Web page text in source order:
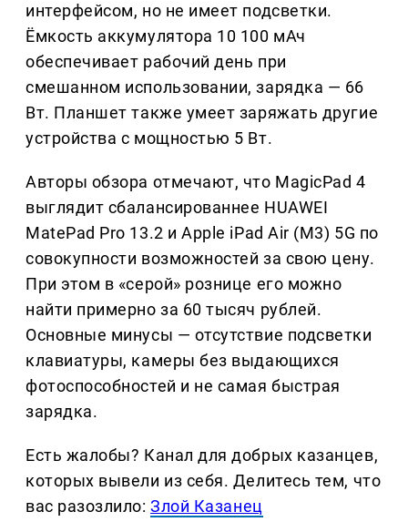
интерфейсом, но не имеет подсветки.
Ёмкость аккумулятора 10 100 мАч
обеспечивает рабочий день при
смешанном использовании, зарядка — 66
Вт. Планшет также умеет заряжать другие
устройства с мощностью 5 Вт.
Авторы обзора отмечают, что MagicPad 4
выглядит сбалансированнее HUAWEI
MatePad Pro 13.2 и Apple iPad Air (M3) 5G по
совокупности возможностей за свою цену.
При этом в «серой» рознице его можно
найти примерно за 60 тысяч рублей.
Основные минусы — отсутствие подсветки
клавиатуры, камеры без выдающихся
фотоспособностей и не самая быстрая
зарядка.
Есть жалобы? Канал для добрых казанцев,
которых вывели из себя. Делитеcь тем, что
вас разозлило:Злой Казанец